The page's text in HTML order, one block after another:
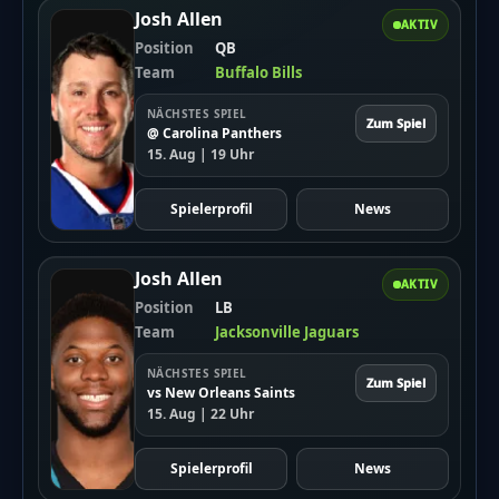
Auch diese Spieler haben viele Stimmen:
Lamar Jackson (Quarterback, Baltimore Ravens)
Josh Allen (Quarterback, Buffalo Bills)
Welches Team ist besonders beliebt?
Die Detroit Lions sind das beliebteste Team. Viele ihrer
Spieler führen in der Abstimmung.
Was ist neu beim Pro Bowl 2025?
Der Pro Bowl findet in Orlando statt. Es gibt nicht nur
ein Spiel, sondern mehrere Wettbewerbe.
Fans können live dabei sein. Karten kosten ab 29 Dollar.
Wie kann man abstimmen?
AKTIV
Josh Allen
Position
QB
Team
Buffalo Bills
NÄCHSTES SPIEL
@ Carolina Panthers
15. Aug | 19 Uhr
Zum Spiel
Spielerprofil News
AKTIV
Josh Allen
Position
LB
Team
Jacksonville Jaguars
NÄCHSTES SPIEL
vs New Orleans Saints
15. Aug | 22 Uhr
Zum Spiel
Spielerprofil News